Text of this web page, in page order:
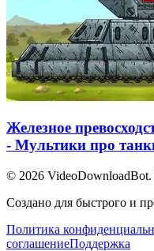
Железное
- Мультики про
© 2026 VideoDownloadBot
Создано для быстрого и
Политика
соглашениеПоддержка